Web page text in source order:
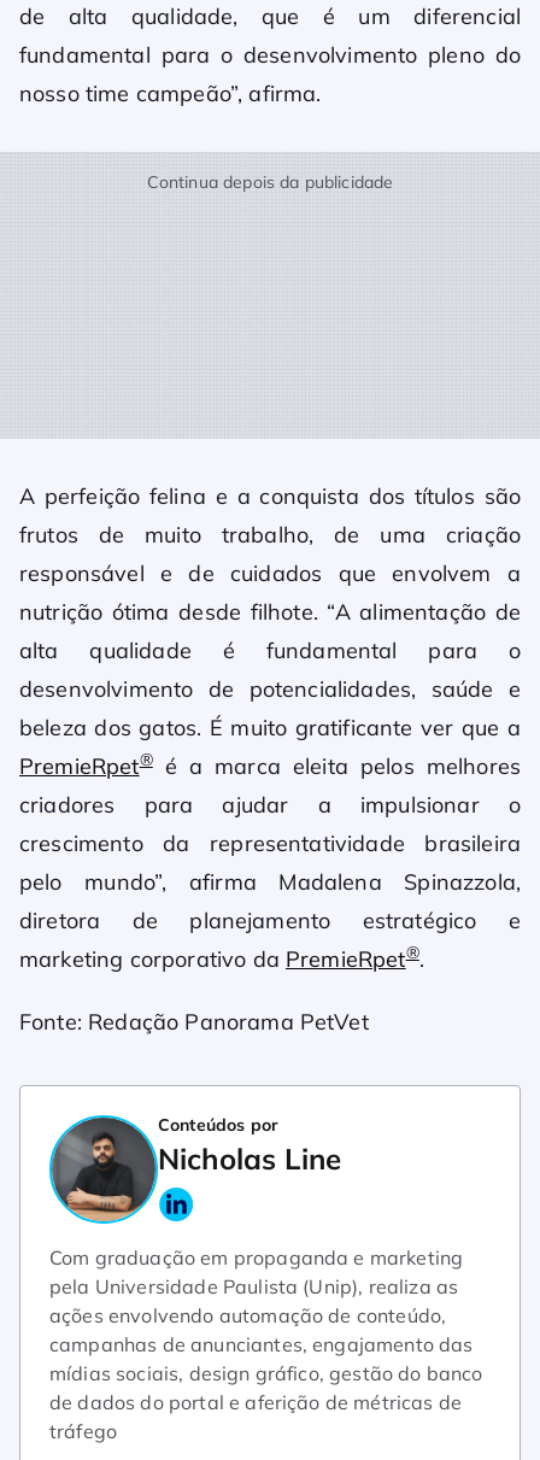
de alta qualidade, que é um diferencial
fundamental para o desenvolvimento pleno do
nosso time campeão”, afirma.
Continua depois da publicidade
A perfeição felina e a conquista dos títulos são
frutos de muito trabalho, de uma criação
responsável e de cuidados que envolvem a
nutrição ótima desde filhote. “A alimentação de
alta qualidade é fundamental para o
desenvolvimento de potencialidades, saúde e
beleza dos gatos. É muito gratificante ver que a
PremieRpet®é a marca eleita pelos melhores
criadores para ajudar a impulsionar o
crescimento da representatividade brasileira
pelo mundo”, afirma Madalena Spinazzola,
diretora de planejamento estratégico e
marketing corporativo da PremieRpet®.
Fonte: Redação Panorama PetVet
Conteúdos por
Nicholas Line
Com graduação em propaganda e marketing
pela Universidade Paulista (Unip), realiza as
ações envolvendo automação de conteúdo,
campanhas de anunciantes, engajamento das
mídias sociais, design gráfico, gestão do banco
de dados do portal e aferição de métricas de
tráfego